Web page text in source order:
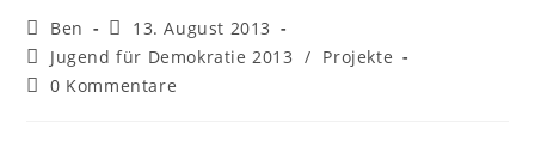
Ben
13. August 2013
Jugend für Demokratie 2013 / Projekte
0 Kommentare